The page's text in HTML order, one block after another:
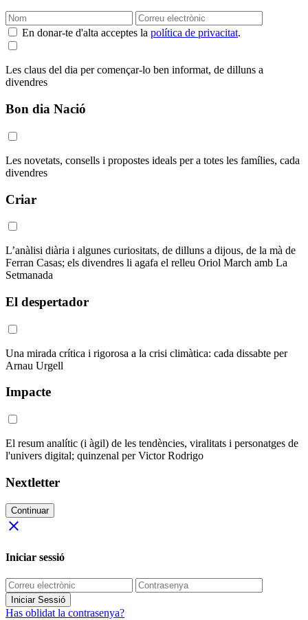
En donar-te d'alta acceptes la política de privacitat.
Les claus del dia per començar-lo ben informat, de dilluns a
divendres
Bon dia Nació
Les novetats, consells i propostes ideals per a totes les famílies, cada
divendres
Criar
L’anàlisi diària i algunes curiositats, de dilluns a dijous, de la mà de
Ferran Casas; els divendres li agafa el relleu Oriol March amb La
Setmanada
El despertador
Una mirada crítica i rigorosa a la crisi climàtica: cada dissabte per
Arnau Urgell
Impacte
El resum analític (i àgil) de les tendències, viralitats i personatges de
l'univers digital; quinzenal per Victor Rodrigo
Nextletter
Continuar
close
Iniciar sessió
Iniciar Sessió
Has oblidat la contrasenya?